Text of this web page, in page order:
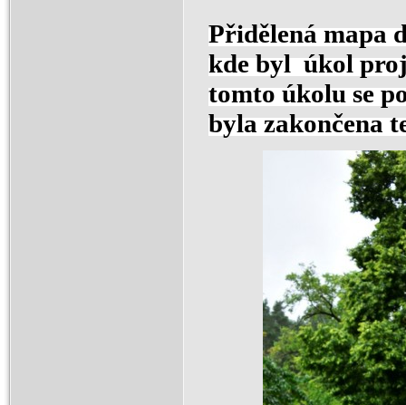
Přidělená mapa
kde byl úkol
tomto úkolu se
byla zakončena